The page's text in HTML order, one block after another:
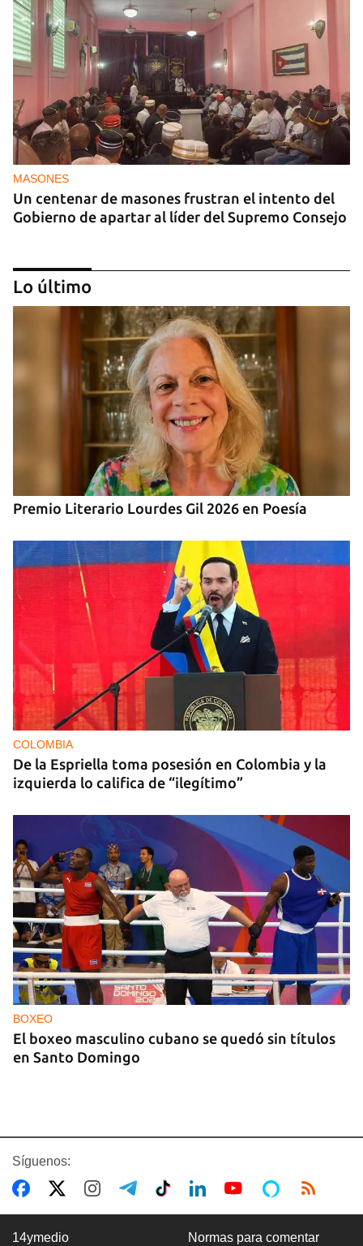
MASONES
Un centenar de masones frustran el intento del
Gobierno de apartar al líder del Supremo Consejo
Los creadores de El4tico cumplen seis meses
presos sin fecha de juicio
Lo último
Premio Literario Lourdes Gil 2026 en Poesía
COLOMBIA
De la Espriella toma posesión en Colombia y la
izquierda lo califica de “ilegítimo”
BOXEO
El boxeo masculino cubano se quedó sin títulos
en Santo Domingo
Síguenos:
14ymedio Normas para comentar